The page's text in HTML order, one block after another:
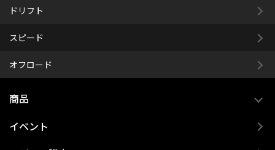
ドリフト
スピード
オフロード
商品
イベント